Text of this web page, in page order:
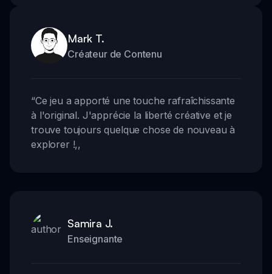
Mark T.
Créateur de Contenu
“Ce jeu a apporté une touche rafraîchissante
à l'original. J'apprécie la liberté créative et je
trouve toujours quelque chose de nouveau à
explorer !,,
Samira J.
Enseignante